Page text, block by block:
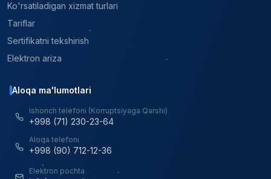
Ko'rsatiladigan xizmat turlari
Tariflar
Sertifikatni tekshirish
Elektron ariza
Aloqa ma'lumotlari
Ishonch telefoni (Korruptsiyaga Qarshi)
+998 (71) 230-23-64
Aloqa telefoni
+998 (90) 712-12-36
Elektron pochta